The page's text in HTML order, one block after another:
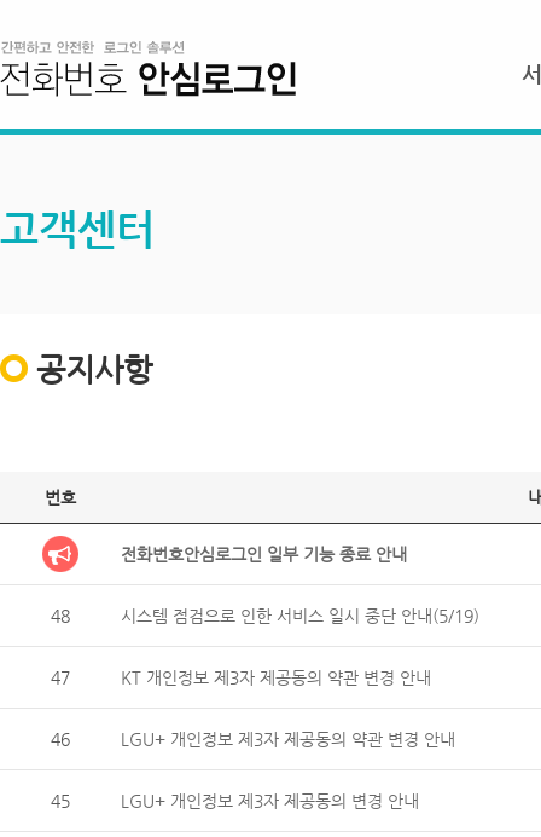
고객센터
공지사항
번호
전화번호안심로그인 일부 기능 종료 안내
48 시스템 점검으로 인한 서비스 일시 중단 안내(5/19)
47 KT 개인정보 제3자 제공동의 약관 변경 안내
46 LGU+ 개인정보 제3자 제공동의 약관 변경 안내
45 LGU+ 개인정보 제3자 제공동의 변경 안내